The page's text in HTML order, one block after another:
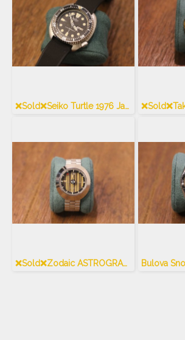
❌Sold❌Seiko Turtle 1976 Japan Market Only
❌Sold❌Zodaic ASTROGRAPHIC SSL Swiss Made Vintage